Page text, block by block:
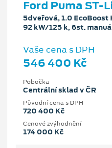
Ford Puma ST-
5dveřová, 1.0 EcoBoost
92 kW/125 k, 6st.
Vaše cena s DPH
546 400 Kč
Pobočka
Centrální sklad v ČR
Původní cena s DPH
720 400 Kč
Cenové zvýhodnění
174 000 Kč